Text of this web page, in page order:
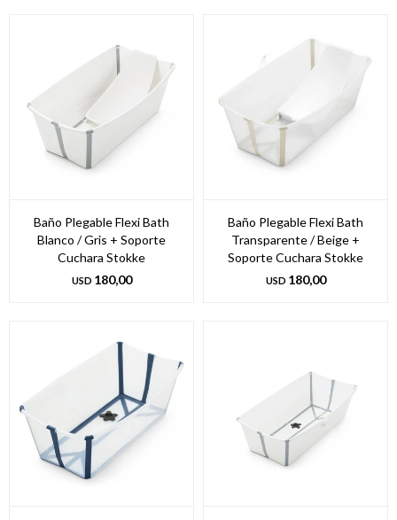
Baño Plegable Flexi Bath
Blanco / Gris + Soporte
Cuchara Stokke
USD 180,00
Baño Plegable Flexi Bath
Transparente / Beige +
Soporte Cuchara Stokke
USD 180,00